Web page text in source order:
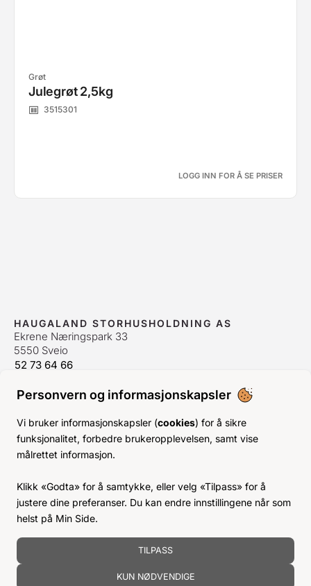
Personvern og informasjonskapsler
Vi bruker informasjonskapsler (cookies) for å sikre
funksjonalitet, forbedre brukeropplevelsen, samt vise
målrettet informasjon.
Klikk «Godta» for å samtykke, eller velg «Tilpass» for å
justere dine preferanser. Du kan endre innstillingene når som
helst på Min Side.
TILPASS
KUN NØDVENDIGE
Grøt
Julegrøt 2,5kg
3515301
LOGG INN FOR Å SE PRISER
HAUGALAND STORHUSHOLDNING AS
Ekrene Næringspark 33
5550 Sveio
52 73 64 66
ÅPNINGSTIDER
Man-Fre:07–15
Lør-Søn: Stengt
Helligdager:Stengt
KJØPSVILKÅR
BLI KUNDE